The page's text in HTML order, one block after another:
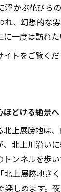
浮かぶ花びら
れ、幻想的な
一度は訪れた
トをご覧くだ
どける絶景
上展勝地は
、北上川沿い
トンネルを歩
北上展勝地さ
楽しめます。